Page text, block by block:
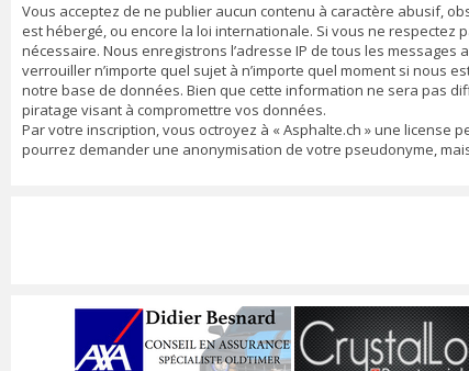
Vous acceptez de ne publier aucun contenu à caractère abusif,
est hébergé, ou encore la loi internationale. Si vous ne
nécessaire. Nous enregistrons l’adresse IP de tous les
verrouiller n’importe quel sujet à n’importe quel moment si nous
notre base de données. Bien que cette information ne sera pas
piratage visant à compromettre vos données.
Par votre inscription, vous octroyez à « Asphalte.ch » une
pourrez demander une anonymisation de votre pseudonyme,